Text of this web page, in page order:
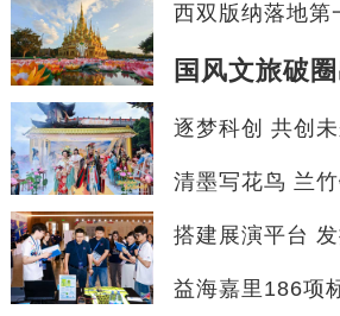
国风文旅破圈出圈！平南北
西双版纳落地
清墨写花鸟 兰
益海嘉里186项